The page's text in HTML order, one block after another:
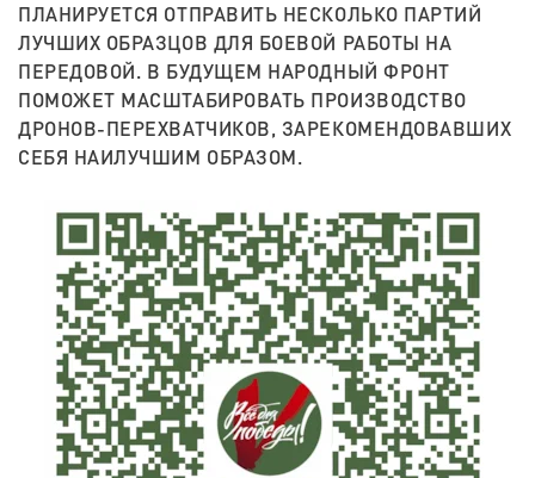
ПЛАНИРУЕТСЯ ОТПРАВИТЬ НЕСКОЛЬКО ПАРТИЙ
ЛУЧШИХ ОБРАЗЦОВ ДЛЯ БОЕВОЙ РАБОТЫ НА
ПЕРЕДОВОЙ. В БУДУЩЕМ НАРОДНЫЙ ФРОНТ
ПОМОЖЕТ МАСШТАБИРОВАТЬ ПРОИЗВОДСТВО
ДРОНОВ-ПЕРЕХВАТЧИКОВ, ЗАРЕКОМЕНДОВАВШИХ
СЕБЯ НАИЛУЧШИМ ОБРАЗОМ.